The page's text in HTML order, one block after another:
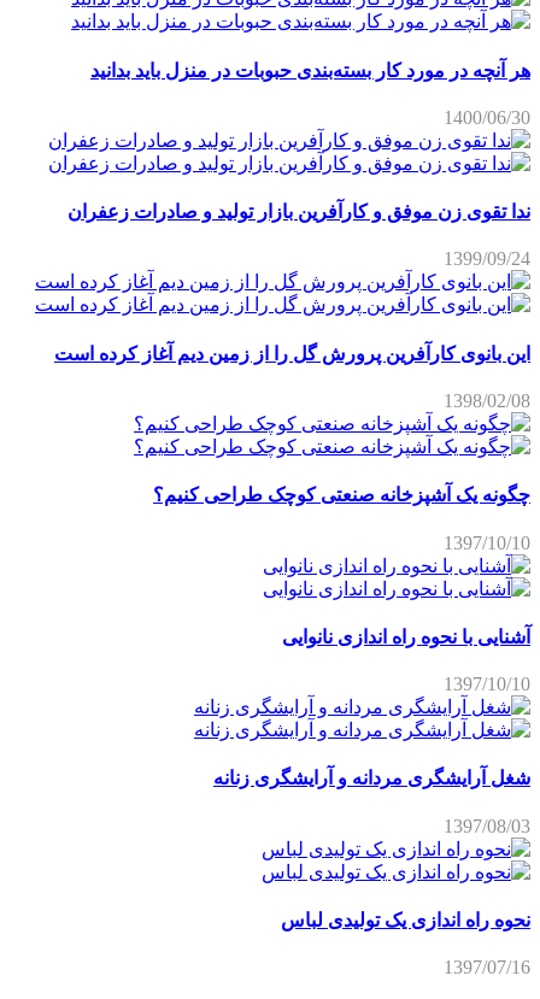
هر آنچه در مورد کار بسته‌بندی حبوبات در منزل باید بدانید
1400/06/30
ندا تقوی زن موفق و کارآفرین بازار تولید و صادرات زعفران
1399/09/24
این بانوی کارآفرین پرورش گل را از زمین دیم آغاز کرده است
1398/02/08
چگونه یک آشپزخانه صنعتی کوچک طراحی کنیم؟
1397/10/10
آشنایی با نحوه راه اندازی نانوایی
1397/10/10
شغل آرایشگری مردانه و آرایشگری زنانه
1397/08/03
نحوه راه اندازی یک تولیدی لباس
1397/07/16